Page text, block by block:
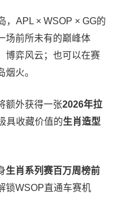
，APL × WSOP × GG的
场前所未有的巅峰体
博弈风云；也可以在赛
火。
额外获得一张2026年拉
具收藏价值的生肖造型
生肖系列赛百万周榜前
锁WSOP直通车赛机